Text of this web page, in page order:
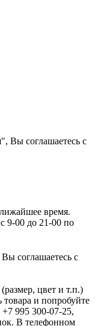
Вы соглашаетесь с
время.
9-00 до 21-00 по
соглашаетесь с
цвет и т.п.)
и попробуйте
995 300-07-25,
В телефонном